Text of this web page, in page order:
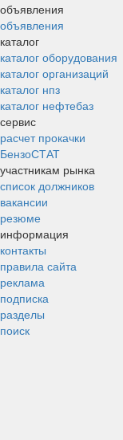
объявления
объявления
каталог
каталог оборудования
каталог организаций
каталог нпз
каталог нефтебаз
сервис
расчет прокачки
БензоСТАТ
участникам рынка
список должников
вакансии
резюме
информация
контакты
правила сайта
реклама
подписка
разделы
поиск